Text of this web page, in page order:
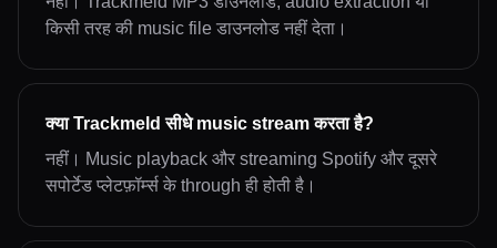
किसी तरह की music file डाउनलोड नहीं देता।
क्या Trackmeld सीधे music stream करता है?
नहीं। Music playback और streaming Spotify और दूसरे
सपोर्टेड प्लेटफ़ॉर्म्स के through ही होती है।